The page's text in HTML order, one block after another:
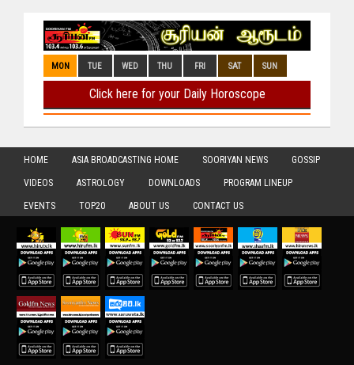
HOME ASIA BROADCASTING HOME SOORIYAN NEWS GOSSIP
VIDEOS ASTROLOGY DOWNLOADS PROGRAM LINEUP
EVENTS TOP20 ABOUT US CONTACT US